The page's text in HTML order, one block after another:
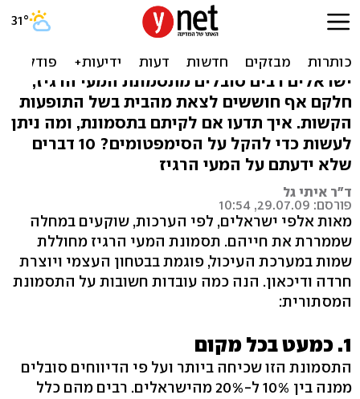
שכיח ומרגיז: 10 עובדות על
תסמונת המעי הרגיז
ישראלים רבים סובלים מתסמונת המעי הרגיז,
חלקם אף חוששים לצאת מהבית בשל התופעות
הקשות. איך תדעו אם לקיתם בתסמונת, ומה ניתן
לעשות כדי להקל על הסימפטומים? 10 דברים
שלא ידעתם על המעי הרגיז
ד"ר איתי גל
פורסם: 29.07.09, 10:54
מאות אלפי ישראלים, לפי הערכות, שוקעים במחלה
שממררת את חייהם. תסמונת המעי הרגיז מחוללת
שמות במערכת העיכול, פוגמת בבטחון העצמי ויוצרת
חרדה ודיכאון. הנה כמה עובדות חשובות על התסמונת
המסתורית:
1. כמעט בכל מקום
התסמונת הזו שכיחה ביותר ועל פי הדיווחים סובלים
ממנה בין 10% ל-20% מהישראלים. רבים מהם כלל